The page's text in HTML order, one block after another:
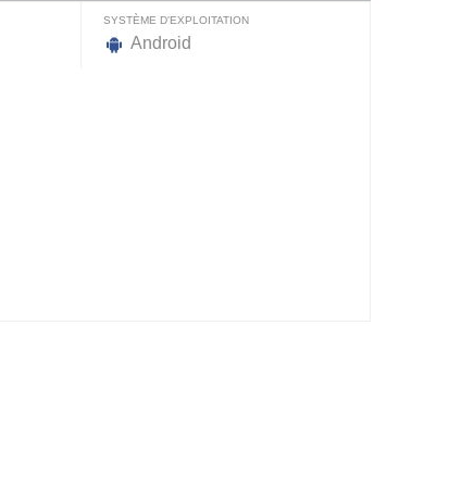
SYSTÈME D'EXPLOITATION
Android